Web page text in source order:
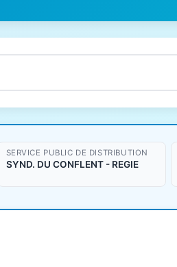
SERVICE PUBLIC DE DISTRIBUTION
SYND. DU CONFLENT - REGIE